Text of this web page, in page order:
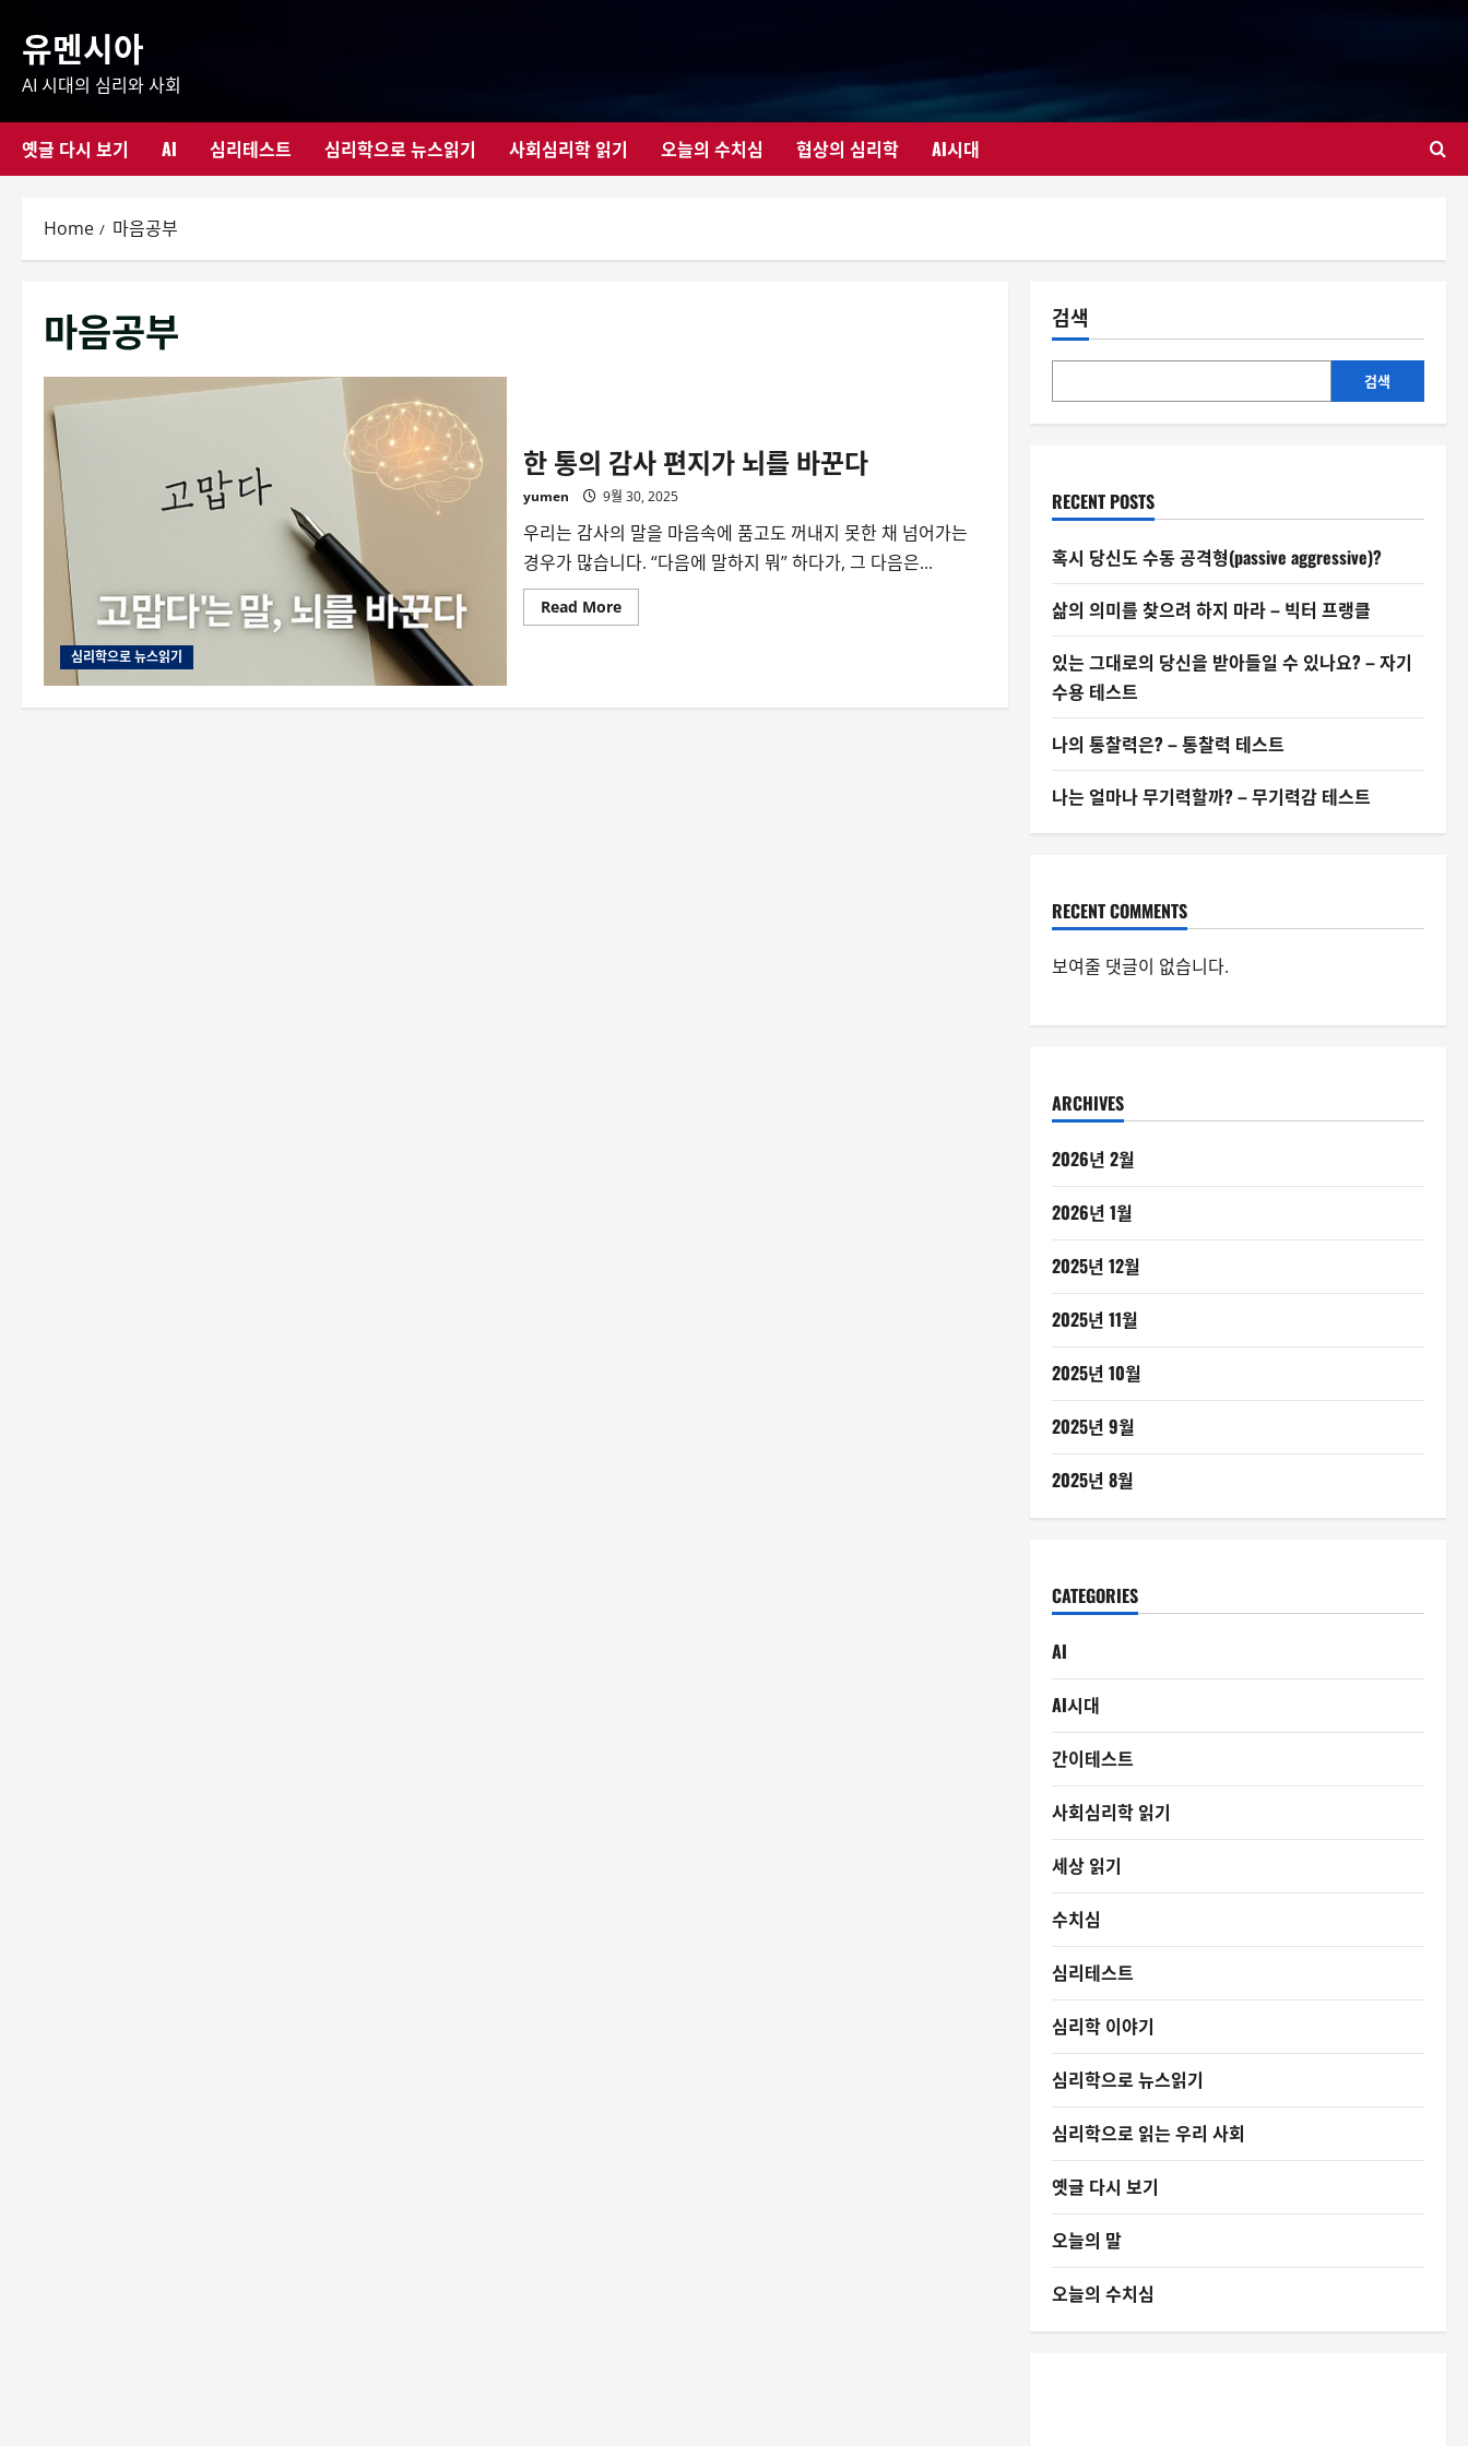
content
유멘시아
AI 시대의 심리와 사회
옛글 다시 보기 AI 심리테스트 심리학으로 뉴스읽기 사회심리학 읽기 오늘의 수치심 협상의 심리학 AI시대
Home 마음공부
마음공부
심리학으로 뉴스읽기
한 통의 감사 편지가 뇌를 바꾼다
yumen 9월 30, 2025
우리는 감사의 말을 마음속에 품고도 꺼내지 못한 채 넘어가는
경우가 많습니다. “다음에 말하지 뭐” 하다가, 그 다음은...
Read MoreRead
more
사
검색
검색
RECENT POSTS
혹시 당신도 수동 공격형(passive aggressive)?
삶의 의미를 찾으려 하지 마라 – 빅터 프랭클
있는 그대로의 당신을 받아들일 수 있나요? – 자기
수용 테스트
나의 통찰력은? – 통찰력 테스트
나는 얼마나 무기력할까? – 무기력감 테스트
RECENT COMMENTS
보여줄 댓글이 없습니다.
ARCHIVES
2026년 2월
2026년 1월
2025년 12월
2025년 11월
2025년 10월
2025년 9월
2025년 8월
CATEGORIES
AI
AI시대
간이테스트
사회심리학 읽기
세상 읽기
수치심
심리테스트
심리학 이야기
심리학으로 뉴스읽기
심리학으로 읽는 우리 사회
옛글 다시 보기
오늘의 말
오늘의 수치심